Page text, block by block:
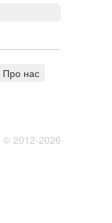
Про нас
© 2012-2026